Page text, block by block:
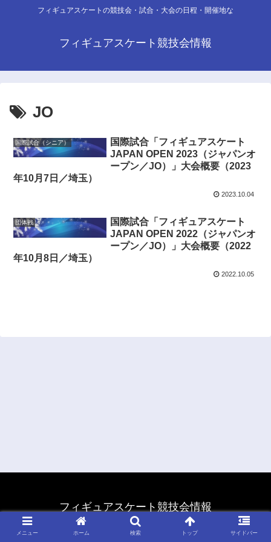
フィギュアスケートの競技会・試合・大会の日程・開催地な
フィギュアスケート競技会情報
JO
国際試合（シニア）
国際試合「フィギュアスケート
JAPAN OPEN 2023（ジャパンオ
ープン／JO）」大会概要（2023
年10月7日／埼玉）
2023.10.04
団体戦
国際試合「フィギュアスケート
JAPAN OPEN 2022（ジャパンオ
ープン／JO）」大会概要（2022
年10月8日／埼玉）
2022.10.05
フィギュアスケート競技会情報
© 2011 フィギュアスケート競技会情報.
メニュー ホーム 検索 トップ サイドバー